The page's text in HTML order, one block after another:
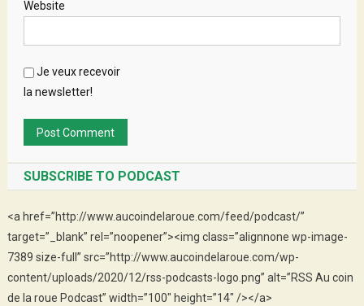
Website
Je veux recevoir
la newsletter!
SUBSCRIBE TO PODCAST
<a href=”http://www.aucoindelaroue.com/feed/podcast/”
target=”_blank” rel=”noopener”><img class=”alignnone wp-image-
7389 size-full” src=”http://www.aucoindelaroue.com/wp-
content/uploads/2020/12/rss-podcasts-logo.png” alt=”RSS Au coin
de la roue Podcast” width=”100″ height=”14″ /></a>